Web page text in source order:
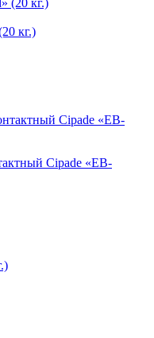
кг.)
Cipade «EB-